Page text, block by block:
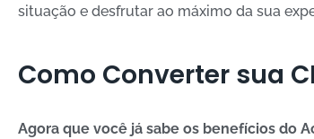
situação e desfrutar ao máximo da sua
Como Converter sua
Agora que você já sabe os benefícios do